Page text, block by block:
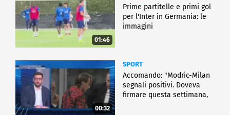
01:46
Prime partitelle e primi gol
per l'Inter in Germania: le
immagini
00:32
SPORT
Accomando: "Modric-Milan
segnali positivi. Doveva
firmare questa settimana,